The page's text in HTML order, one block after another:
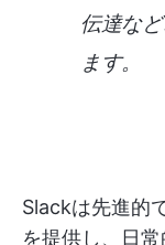
伝達な
ます。
Slackは先進的
を提供し、日